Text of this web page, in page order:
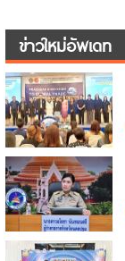
ข่าวใหม่อัพเดท